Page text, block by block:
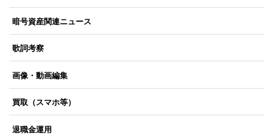
暗号資産関連ニュース
歌詞考察
画像・動画編集
買取（スマホ等）
退職金運用